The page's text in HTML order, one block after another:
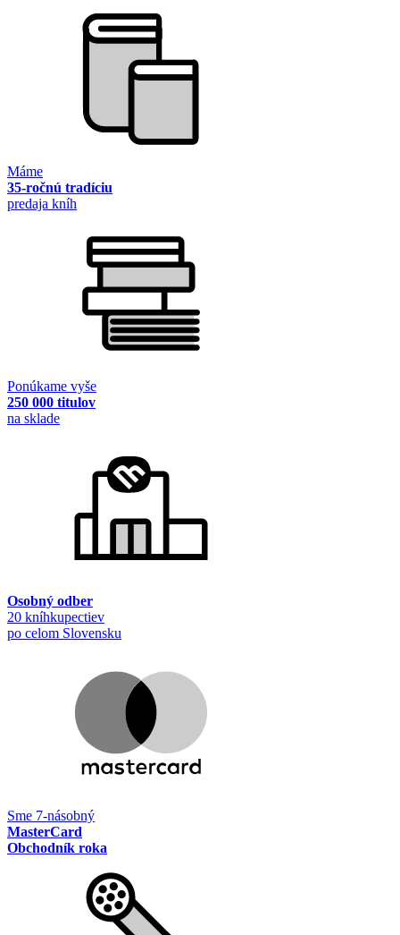
Máme
35-ročnú tradíciu
predaja kníh
Ponúkame vyše
250 000 titulov
na sklade
Osobný odber
20 kníhkupectiev
po celom Slovensku
Sme 7-násobný
MasterCard
Obchodník roka